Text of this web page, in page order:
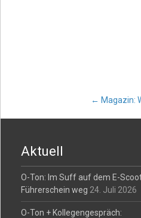
Post
← Magazin:
Aktuell
O-Ton: Im Suff auf dem E-
Führerschein weg 24. Juli 2026
O-Ton + Kollegengespräch: